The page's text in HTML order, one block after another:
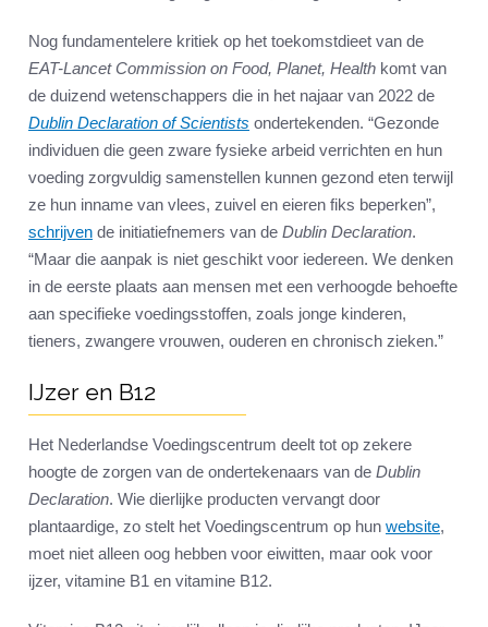
Nog fundamentelere kritiek op het toekomstdieet van de
EAT-Lancet Commission on Food, Planet, Health komt van
de duizend wetenschappers die in het najaar van 2022 de
Dublin Declaration of Scientists ondertekenden. “Gezonde
individuen die geen zware fysieke arbeid verrichten en hun
voeding zorgvuldig samenstellen kunnen gezond eten terwijl
ze hun inname van vlees, zuivel en eieren fiks beperken”,
schrijven de initiatiefnemers van de Dublin Declaration.
“Maar die aanpak is niet geschikt voor iedereen. We denken
in de eerste plaats aan mensen met een verhoogde behoefte
aan specifieke voedingsstoffen, zoals jonge kinderen,
tieners, zwangere vrouwen, ouderen en chronisch zieken.”
IJzer en B12
Het Nederlandse Voedingscentrum deelt tot op zekere
hoogte de zorgen van de ondertekenaars van de Dublin
Declaration. Wie dierlijke producten vervangt door
plantaardige, zo stelt het Voedingscentrum op hun website,
moet niet alleen oog hebben voor eiwitten, maar ook voor
ijzer, vitamine B1 en vitamine B12.